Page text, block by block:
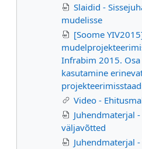
Slaidid -
mudelisse
[Soome
Infrabim 2015.
kasutamine
Video -
Juhendmaterjal
väljavõtted
Juhendmaterjal